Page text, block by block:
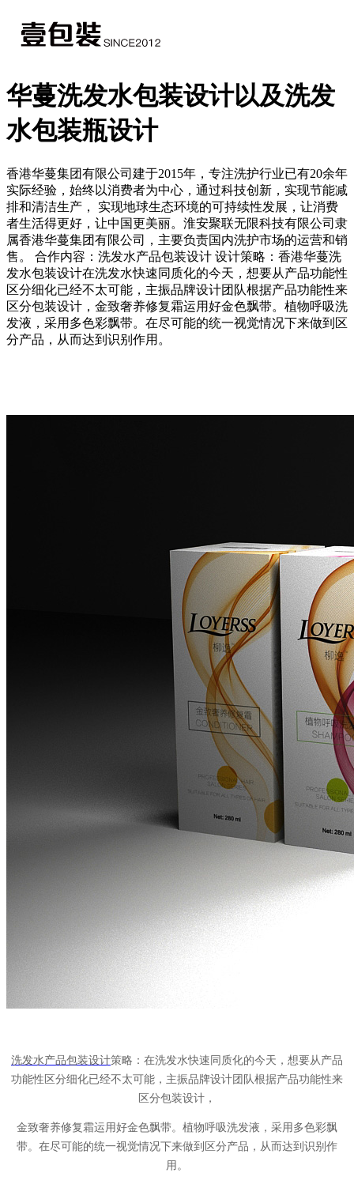
华蔓洗发水包装设计以及洗发
水包装瓶设计
​香港华蔓集团有限公司建于2015年，专注洗护行业已有20余年
实际经验，始终以消费者为中心，通过科技创新，实现节能减
排和清洁生产， 实现地球生态环境的可持续性发展，让消费
者生活得更好，让中国更美丽。淮安聚联无限科技有限公司隶
属香港华蔓集团有限公司，主要负责国内洗护市场的运营和销
售。 合作内容：洗发水产品包装设计 设计策略：香港华蔓洗
发水包装设计在洗发水快速同质化的今天，想要从产品功能性
区分细化已经不太可能，主振品牌设计团队根据产品功能性来
区分包装设计，金致奢养修复霜运用好金色飘带。植物呼吸洗
发液，采用多色彩飘带。在尽可能的统一视觉情况下来做到区
分产品，从而达到识别作用。
洗发水产品包装设计策略 ： 在洗发水快速同质化的今天，想要从产品
功能性区分细化已经不太可能，主振品牌设计团队根据产品功能性来
区分包装设计，
金致奢养修复霜运用好金色飘带。 植物呼吸洗发液， 采用多色彩飘
带。在尽可能的统一视觉情况下来做到区分产品，从而达到识别作
用。